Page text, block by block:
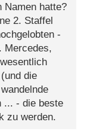
Namen hatte?
2. Staffel
-
Mercedes,
die
... - die beste
zu werden.